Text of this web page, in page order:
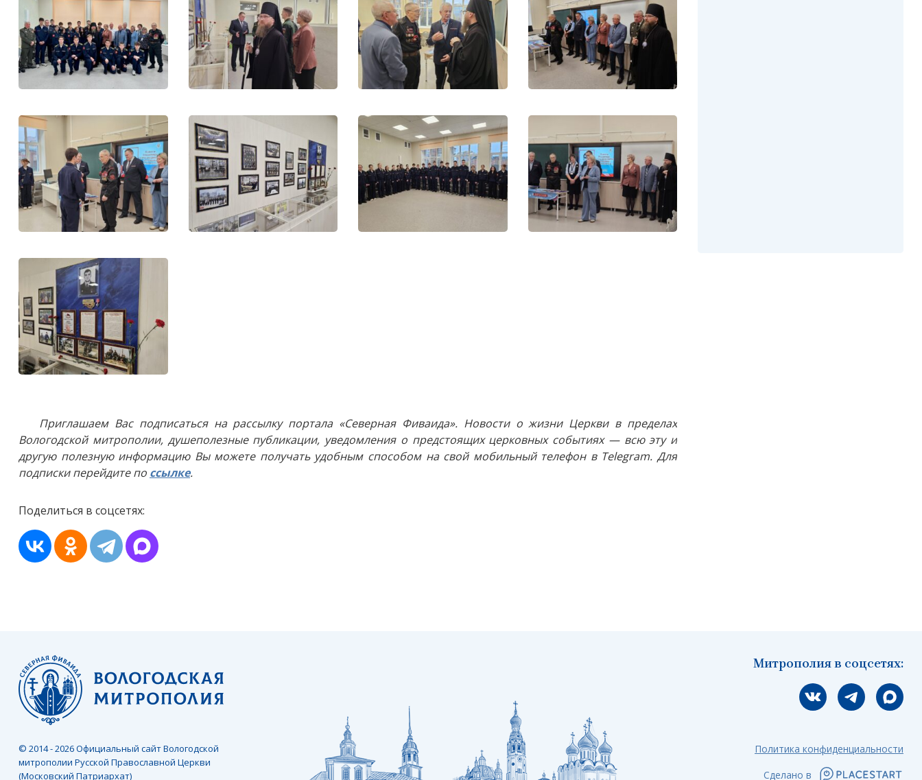
Приглашаем Вас подписаться на рассылку портала «Северная Фиваида». Новости о жизни Церкви в пределах
Вологодской митрополии, душеполезные публикации, уведомления о предстоящих церковных событиях — всю эту и
другую полезную информацию Вы можете получать удобным способом на свой мобильный телефон в Telegram. Для
подписки перейдите по ссылке.
Поделиться в соцсетях:
Митрополия в соцсетях:
Мы вконтакте
Мы в telegram
Мы в
© 2014 - 2026 Официальный сайт Вологодской
митрополии Русской Православной Церкви
(Московский Патриархат)
Политика конфиденциальности
Сделано в